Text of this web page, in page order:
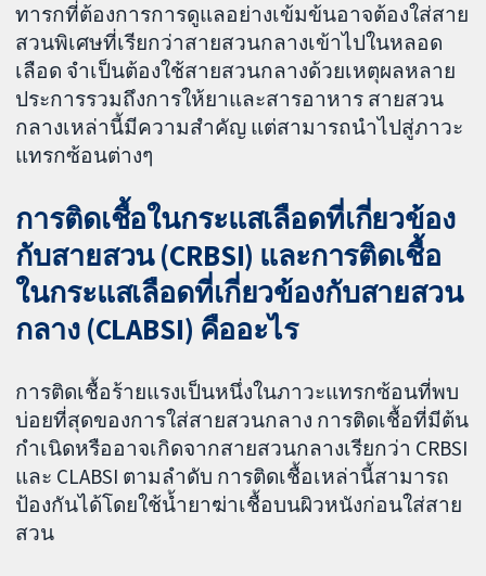
ทารกที่ต้องการการดูแลอย่างเข้มข้นอาจต้องใส่สาย
สวนพิเศษที่เรียกว่าสายสวนกลางเข้าไปในหลอด
เลือด จำเป็นต้องใช้สายสวนกลางด้วยเหตุผลหลาย
ประการรวมถึงการให้ยาและสารอาหาร สายสวน
กลางเหล่านี้มีความสำคัญ แต่สามารถนำไปสู่ภาวะ
แทรกซ้อนต่างๆ
การติดเชื้อในกระแสเลือดที่เกี่ยวข้อง
กับสายสวน (CRBSI) และการติดเชื้อ
ในกระแสเลือดที่เกี่ยวข้องกับสายสวน
กลาง (CLABSI) คืออะไร
การติดเชื้อร้ายแรงเป็นหนึ่งในภาวะแทรกซ้อนที่พบ
บ่อยที่สุดของการใส่สายสวนกลาง การติดเชื้อที่มีต้น
กำเนิดหรืออาจเกิดจากสายสวนกลางเรียกว่า CRBSI
และ CLABSI ตามลำดับ การติดเชื้อเหล่านี้สามารถ
ป้องกันได้โดยใช้น้ำยาฆ่าเชื้อบนผิวหนังก่อนใส่สาย
สวน